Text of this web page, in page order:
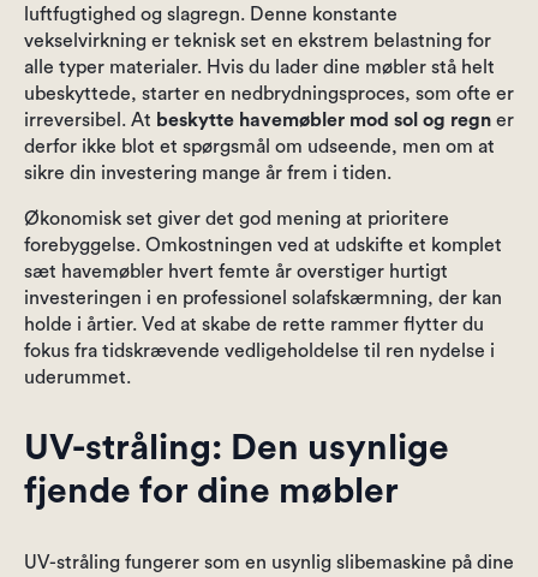
luftfugtighed og slagregn. Denne konstante
vekselvirkning er teknisk set en ekstrem belastning for
alle typer materialer. Hvis du lader dine møbler stå helt
ubeskyttede, starter en nedbrydningsproces, som ofte er
irreversibel. At beskytte havemøbler mod sol og regn er
derfor ikke blot et spørgsmål om udseende, men om at
sikre din investering mange år frem i tiden.
Økonomisk set giver det god mening at prioritere
forebyggelse. Omkostningen ved at udskifte et komplet
sæt havemøbler hvert femte år overstiger hurtigt
investeringen i en professionel solafskærmning, der kan
holde i årtier. Ved at skabe de rette rammer flytter du
fokus fra tidskrævende vedligeholdelse til ren nydelse i
uderummet.
UV-stråling: Den usynlige
fjende for dine møbler
UV-stråling fungerer som en usynlig slibemaskine på dine